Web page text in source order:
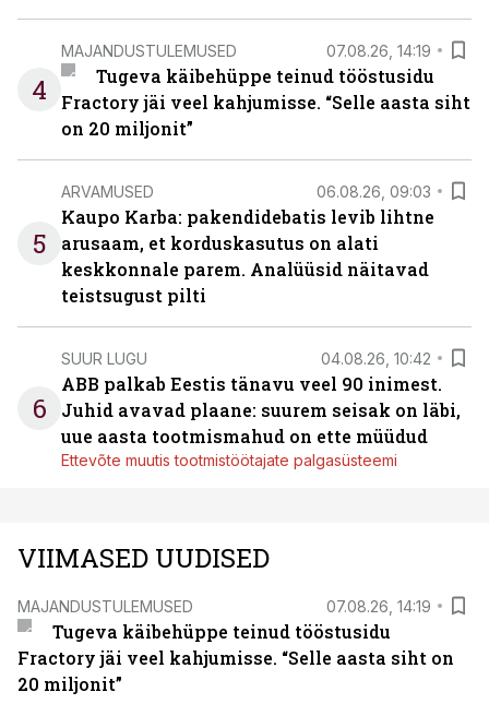
4
MAJANDUSTULEMUSED 07.08.26, 14:19
Tugeva käibehüppe teinud tööstusidu
Fractory jäi veel kahjumisse. “Selle aasta siht
on 20 miljonit”
5
ARVAMUSED 06.08.26, 09:03
Kaupo Karba: pakendidebatis levib lihtne
arusaam, et korduskasutus on alati
keskkonnale parem. Analüüsid näitavad
teistsugust pilti
6
SUUR LUGU 04.08.26, 10:42
ABB palkab Eestis tänavu veel 90 inimest.
Juhid avavad plaane: suurem seisak on läbi,
uue aasta tootmismahud on ette müüdud
Ettevõte muutis tootmistöötajate palgasüsteemi
VIIMASED UUDISED
MAJANDUSTULEMUSED 07.08.26, 14:19
Tugeva käibehüppe teinud tööstusidu
Fractory jäi veel kahjumisse. “Selle aasta siht on
20 miljonit”